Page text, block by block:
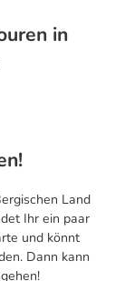
in
Land
Ihr ein paar
und könnt
Dann kann